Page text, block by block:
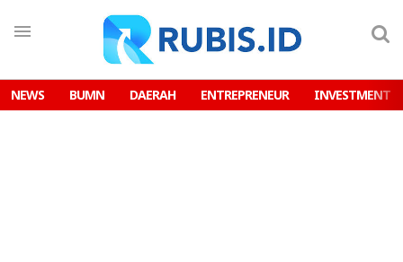
NEWS BUMN DAERAH ENTREPRENEUR INVESTMENT